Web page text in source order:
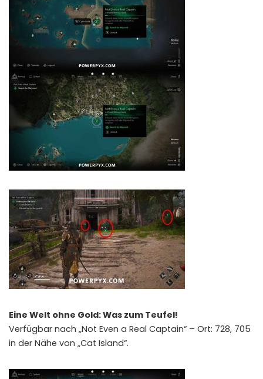
Eine Welt ohne Gold: Was zum Teufel!
Verfügbar nach „Not Even a Real Captain“ – Ort: 728, 705
in der Nähe von „Cat Island“.